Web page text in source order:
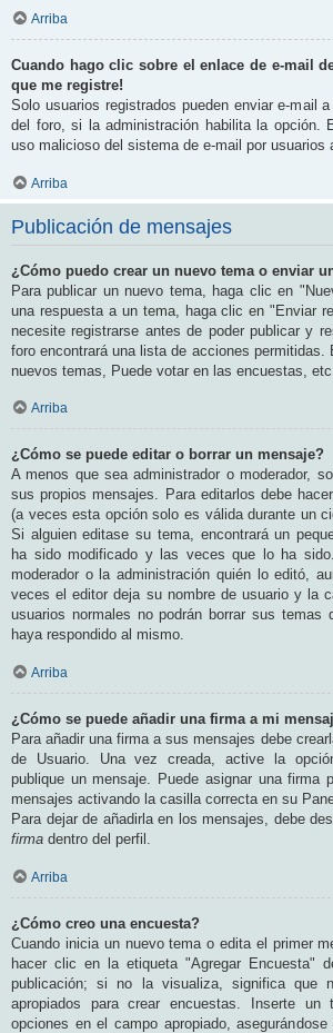
Arriba
Cuando hago clic sobre el enlace de e-mail
que me registre!
Solo usuarios registrados pueden enviar e-mail
del foro, si la administración habilita la opción.
uso malicioso del sistema de e-mail por usuarios
Arriba
Publicación de mensajes
¿Cómo puedo crear un nuevo tema o enviar
Para publicar un nuevo tema, haga clic en
una respuesta a un tema, haga clic en "Enviar
necesite registrarse antes de poder publicar y
foro encontrará una lista de acciones permitidas.
nuevos temas, Puede votar en las encuestas, etc.
Arriba
¿Cómo se puede editar o borrar un mensaje?
A menos que sea administrador o moderador,
sus propios mensajes. Para editarlos debe
(a veces esta opción solo es válida durante un
Si alguien editase su tema, encontrará un
ha sido modificado y las veces que lo ha
moderador o la administración quién lo editó,
veces el editor deja su nombre de usuario y la
usuarios normales no podrán borrar sus temas
haya respondido al mismo.
Arriba
¿Cómo se puede añadir una firma a mi
Para añadir una firma a sus mensajes debe
de Usuario. Una vez creada, active la
publique un mensaje. Puede asignar una firma
mensajes activando la casilla correcta en su
Para dejar de añadirla en los mensajes, debe
firma dentro del perfil.
Arriba
¿Cómo creo una encuesta?
Cuando inicia un nuevo tema o edita el primer
hacer clic en la etiqueta "Agregar Encuesta"
publicación; si no la visualiza, significa que
apropiados para crear encuestas. Inserte
opciones en el campo apropiado,